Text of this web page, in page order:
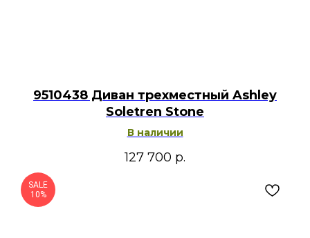
9510438 Диван трехместный Ashley
Soletren Stone
В наличии
127 700 р.
SALE
10%